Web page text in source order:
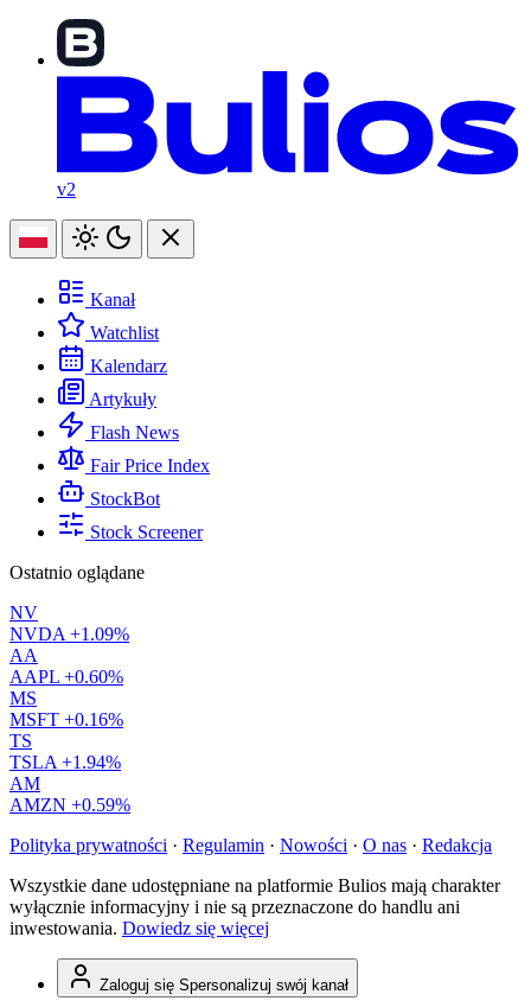
v2
Kanał
Watchlist
Kalendarz
Artykuły
Flash News
Fair Price Index
StockBot
Stock Screener
Ostatnio oglądane
NV
NVDA +1.09%
AA
AAPL +0.60%
MS
MSFT +0.16%
TS
TSLA +1.94%
AM
AMZN +0.59%
Polityka prywatności · Regulamin · Nowości · O nas · Redakcja
Wszystkie dane udostępniane na platformie Bulios mają charakter
wyłącznie informacyjny i nie są przeznaczone do handlu ani
inwestowania. Dowiedz się więcej
Zaloguj się Spersonalizuj swój kanał